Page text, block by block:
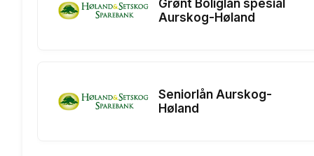
Grønt Boliglån spesial
Aurskog-Høland
Seniorlån Aurskog-
Høland